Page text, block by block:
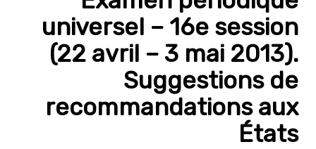
universel – 16e session
(22 avril – 3 mai 2013).
Suggestions de
recommandations aux
États